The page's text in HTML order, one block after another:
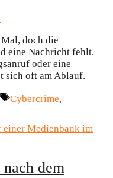
doch die
eine Nachricht fehlt.
oder eine
sich oft am Ablauf.
Schlagwörter
Cybercrime,
dem